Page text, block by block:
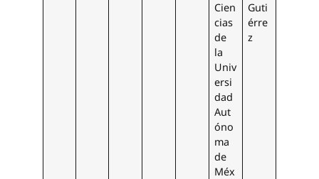
Cien
cias
de
la
Univ
ersi
dad
Aut
óno
ma
de
Méx
Guti
érre
z